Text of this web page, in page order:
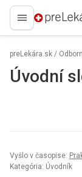
preLekára.sk
preLekára.sk /
Úvodní
Vyšlo v časopise:
Kategória: Úvodník